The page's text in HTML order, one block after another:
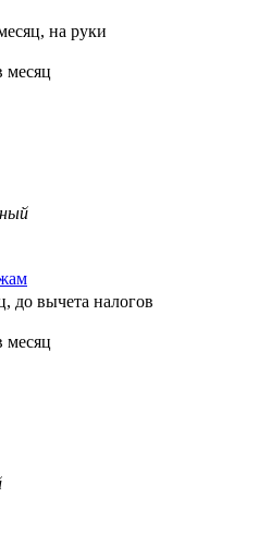
на руки
месяц
до вычета налогов
месяц